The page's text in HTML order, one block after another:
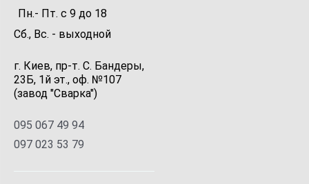
Пн.- Пт. с 9 до 18
Сб., Вс. - выходной
г. Киев, пр-т. С. Бандеры,
23Б, 1й эт., оф. №107
(завод "Сварка")
095 067 49 94
097 023 53 79